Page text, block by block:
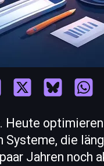
Heute
Systeme, die
Jahren noch